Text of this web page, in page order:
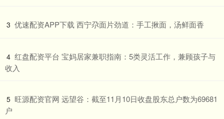
3 ​优速配资APP下载 西宁尕面片劲道：手工揪面，汤鲜面香
4 ​红盘配资平台 宝妈居家兼职指南：5类灵活工作，兼顾孩子与
收入
5 ​旺源配资官网 远望谷：截至11月10日收盘股东总户数为69681
户